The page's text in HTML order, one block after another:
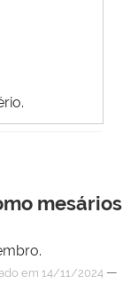
mesários
em 14/11/2024 —